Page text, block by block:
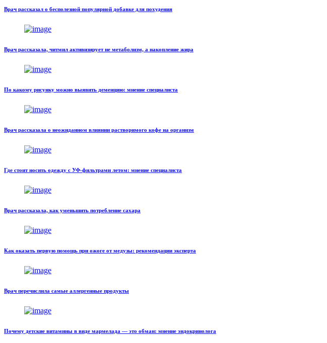
Врач рассказал о бесполезной популярной добавке для похудения
Врач рассказала, читмил активизирует не метаболизм, а накопление жира
По какому рисунку можно выявить деменцию: мнение специалиста
Врач рассказала о неожиданном влиянии растворимого кофе на организм
Где стоит носить одежду с УФ-фильтрами летом: мнение специалиста
Врач рассказала, как уменьшить потребление сахара
Как оказать первую помощь при ожоге от медузы: рекомендации эксперта
Врач перечислила самые аллергенные продукты
Почему детские витамины в виде мармелада — это обман: мнение эндокринолога